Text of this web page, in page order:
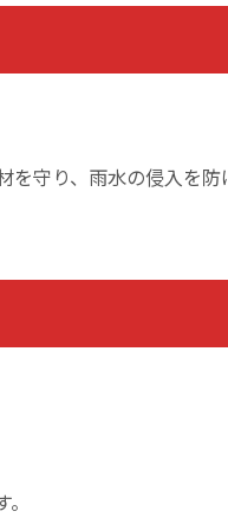
を守り、雨水の侵入を防
。